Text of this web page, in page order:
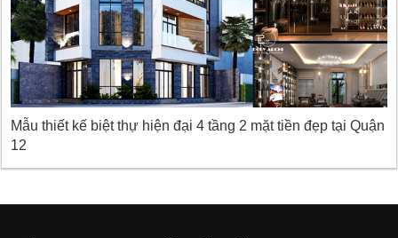
Mẫu thiết kế biệt thự hiện đại 4 tầng 2 mặt tiền đẹp tại Quận
12